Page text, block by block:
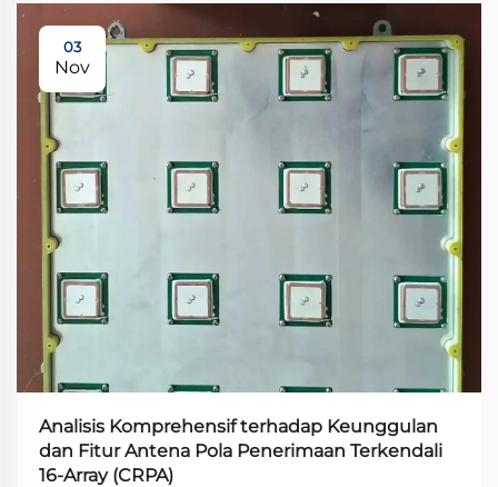
03
Nov
Analisis Komprehensif terhadap Keunggulan
dan Fitur Antena Pola Penerimaan Terkendali
16-Array (CRPA)